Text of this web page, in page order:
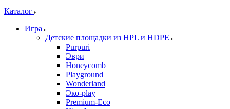
Каталог
Игра
Детские площадки из HPL и HDPE
Purpuri
Эври
Honeycomb
Playground
Wonderland
Эко-play
Premium-Eco